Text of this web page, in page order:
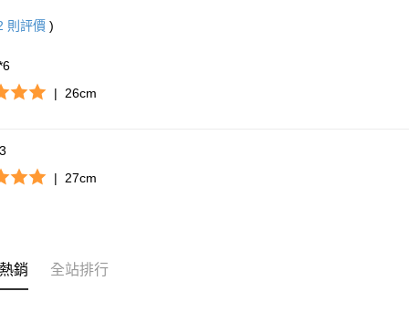
則評價 )
|
26cm
|
27cm
銷 全站排行